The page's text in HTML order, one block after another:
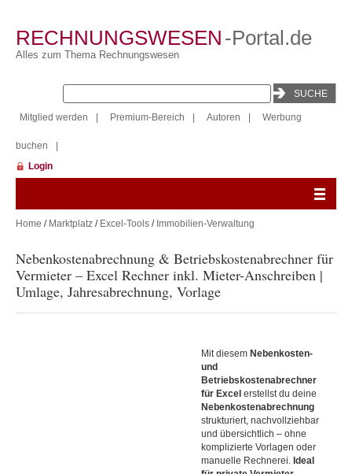
RECHNUNGSWESEN -Portal.de
Alles zum Thema Rechnungswesen
Mitglied werden Premium-Bereich Autoren Werbung
buchen
Login
Home / Marktplatz / Excel-Tools / Immobilien-Verwaltung
Nebenkostenabrechnung & Betriebskostenabrechner für
Vermieter – Excel Rechner inkl. Mieter-Anschreiben |
Umlage, Jahresabrechnung, Vorlage
Mit diesem Nebenkosten-
und
Betriebskostenabrechner
für Excel erstellst du deine
Nebenkostenabrechnung
strukturiert, nachvollziehbar
und übersichtlich – ohne
komplizierte Vorlagen oder
manuelle Rechnerei. Ideal